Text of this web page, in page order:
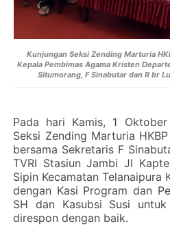
Kunjungan Seksi Zending Marturia
Kepala Pembimas Agama Kristen
Situmorang, F Sinabutar dan R br
Pada hari Kamis, 1
Seksi Zending Marturia
bersama Sekretaris F
TVRI Stasiun Jambi Jl
Sipin Kecamatan
dengan Kasi Program dan
SH dan Kasubsi Susi
direspon dengan baik.